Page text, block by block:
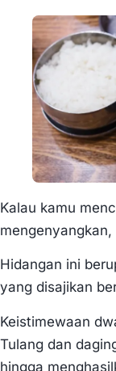
Kalau kamu
Hidangan ini
yang disajikan
Keistimewaan
Tulang dan
hingga